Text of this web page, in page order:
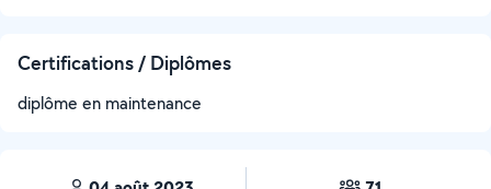
Certifications / Diplômes
diplôme en maintenance